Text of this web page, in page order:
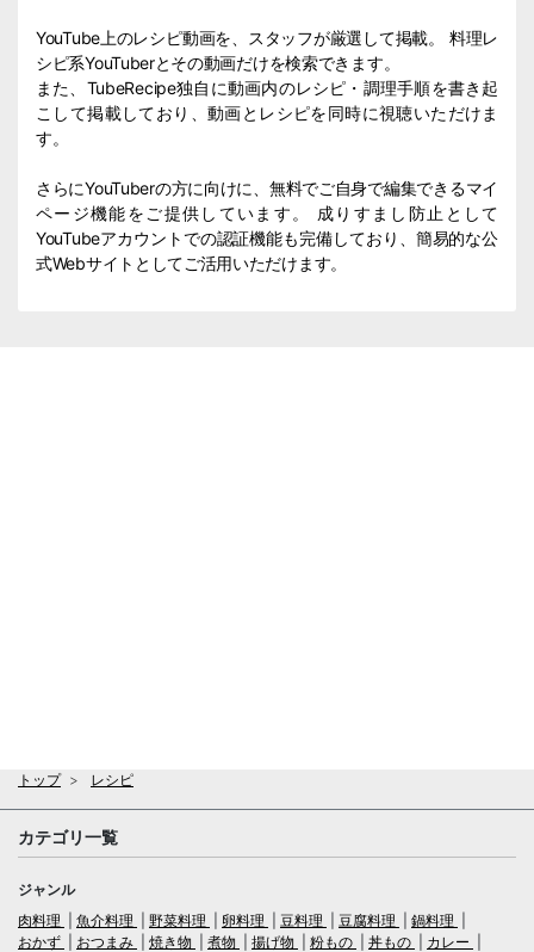
YouTube上のレシピ動画を、スタッフが厳選して掲載。 料理レ
シピ系YouTuberとその動画だけを検索できます。
また、TubeRecipe独自に動画内のレシピ・調理手順を書き起
こして掲載しており、動画とレシピを同時に視聴いただけま
す。
さらにYouTuberの方に向けに、無料でご自身で編集できるマイ
ページ機能をご提供しています。 成りすまし防止として
YouTubeアカウントでの認証機能も完備しており、簡易的な公
式Webサイトとしてご活用いただけます。
トップ レシピ
カテゴリ一覧
ジャンル
肉料理
魚介料理 野菜料理 卵料理 豆料理 豆腐料理
鍋料理
おかず
おつまみ 焼き物 煮物 揚げ物 粉もの 丼もの
カレー